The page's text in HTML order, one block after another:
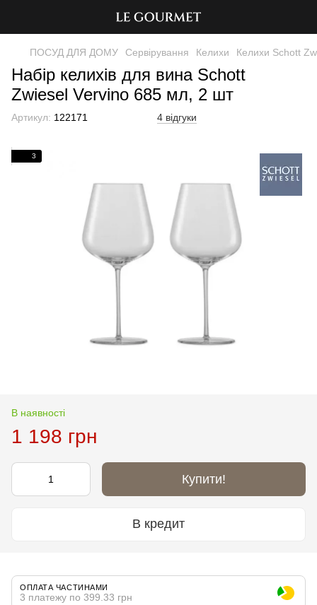
ПОСУД ДЛЯ ДОМУ Сервірування Келихи Келихи Schott
Набір келихів для вина Schott
Zwiesel Vervino 685 мл, 2 шт
Артикул: 122171 4 відгуки
3
В наявності
1 198 грн
Купити!
В кредит
ОПЛАТА ЧАСТИНАМИ
3 платежу по 399.33 грн